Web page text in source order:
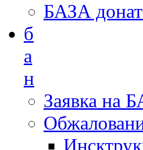
БАЗА
б
а
н
Заявка на